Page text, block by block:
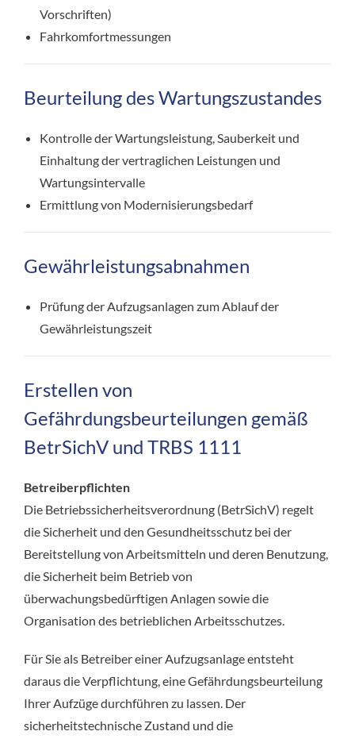
Vorschriften)
Fahrkomfortmessungen
Beurteilung des Wartungszustandes
Kontrolle der Wartungsleistung, Sauberkeit und
Einhaltung der vertraglichen Leistungen und
Wartungsintervalle
Ermittlung von Modernisierungsbedarf
Gewährleistungsabnahmen
Prüfung der Aufzugsanlagen zum Ablauf der
Gewährleistungszeit
Erstellen von
Gefährdungsbeurteilungen gemäß
BetrSichV und TRBS 1111
Betreiberpflichten
Die Betriebssicherheitsverordnung (BetrSichV) regelt
die Sicherheit und den Gesundheitsschutz bei der
Bereitstellung von Arbeitsmitteln und deren Benutzung,
die Sicherheit beim Betrieb von
überwachungsbedürftigen Anlagen sowie die
Organisation des betrieblichen Arbeitsschutzes.
Für Sie als Betreiber einer Aufzugsanlage entsteht
daraus die Verpflichtung, eine Gefährdungsbeurteilung
Ihrer Aufzüge durchführen zu lassen. Der
sicherheitstechnische Zustand und die